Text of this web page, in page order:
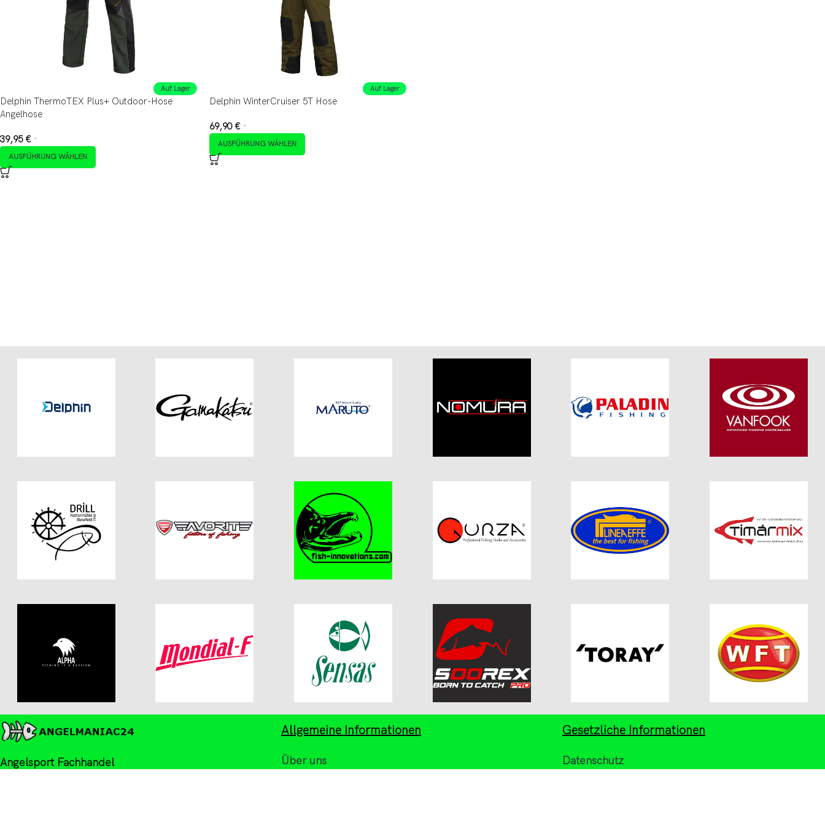
Auf Lager
Delphin ThermoTEX Plus+ Outdoor-Hose
Angelhose
39,95 € *
AUSFÜHRUNG WÄHLEN
Auf Lager
Delphin WinterCruiser 5T Hose
69,90 € *
AUSFÜHRUNG WÄHLEN
Angelsport Fachhandel
Allgemeine Informationen
Über uns
Gesetzliche Informationen
Datenschutz